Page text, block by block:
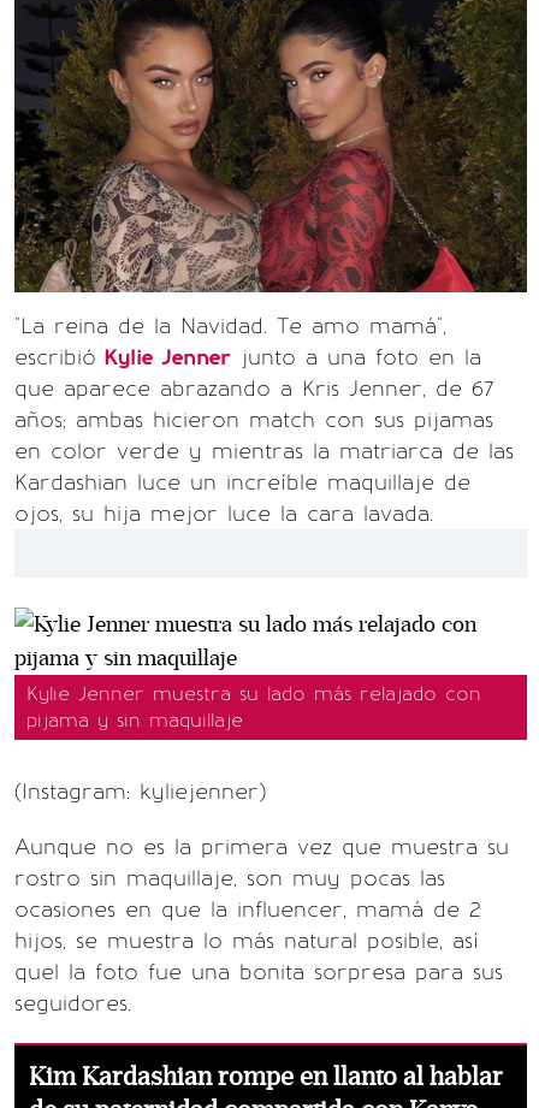
"La reina de la Navidad. Te amo mamá",
escribió Kylie Jenner junto a una foto en la
que aparece abrazando a Kris Jenner, de 67
años; ambas hicieron match con sus pijamas
en color verde y mientras la matriarca de las
Kardashian luce un increíble maquillaje de
ojos, su hija mejor luce la cara lavada.
Kylie Jenner muestra su lado más relajado con
pijama y sin maquillaje
(Instagram: kyliejenner)
Aunque no es la primera vez que muestra su
rostro sin maquillaje, son muy pocas las
ocasiones en que la influencer, mamá de 2
hijos, se muestra lo más natural posible, así
quel la foto fue una bonita sorpresa para sus
seguidores.
Kim Kardashian rompe en llanto al hablar